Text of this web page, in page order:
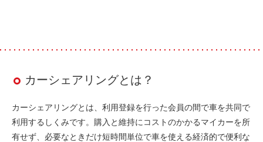
カーシェアリングとは？
カーシェアリングとは、利用登録を行った会員の間で車を共同で
利用するしくみです。購入と維持にコストのかかるマイカーを所
有せず、必要なときだけ短時間単位で車を使える経済的で便利な